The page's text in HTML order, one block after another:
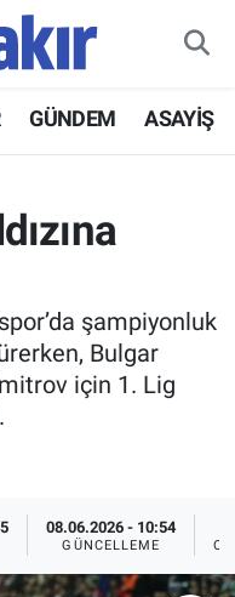
GÜNDEM ASAYİŞ
şampiyonluk
Bulgar
için 1. Lig
08.06.2026 - 10:54
GÜNCELLEME
Fikstür